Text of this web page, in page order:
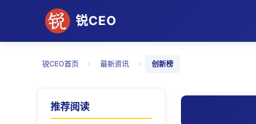
锐CEO
锐CEO首页 › 最新资讯 › 创新榜
推荐阅读